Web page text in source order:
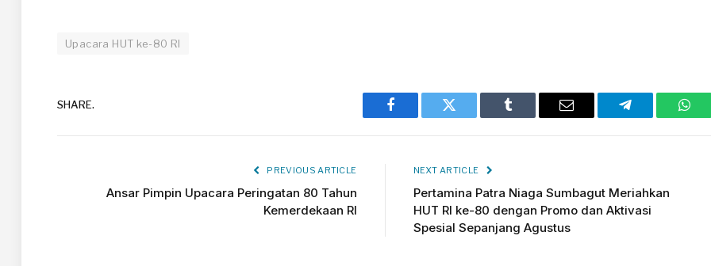
Upacara HUT ke-80 RI
SHARE.
Facebook Twitter Tumblr Email Telegram
PREVIOUS ARTICLE
Ansar Pimpin Upacara Peringatan 80 Tahun
Kemerdekaan RI
NEXT ARTICLE
Pertamina Patra Niaga Sumbagut Meriahkan
HUT RI ke-80 dengan Promo dan Aktivasi
Spesial Sepanjang Agustus